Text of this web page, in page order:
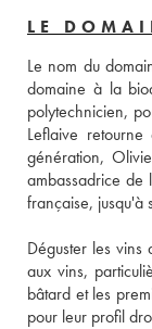
LE
Le nom du
domaine à la
polytechnicien,
Leflaive
génération,
ambassadrice de
française, jusqu'à
Déguster les
aux vins,
bâtard et les
pour leur profil